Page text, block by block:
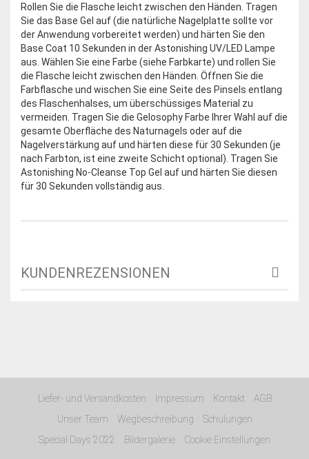
Rollen Sie die Flasche leicht zwischen den Händen. Tragen
Sie das Base Gel auf (die natürliche Nagelplatte sollte vor
der Anwendung vorbereitet werden) und härten Sie den
Base Coat 10 Sekunden in der Astonishing UV/LED Lampe
aus. Wählen Sie eine Farbe (siehe Farbkarte) und rollen Sie
die Flasche leicht zwischen den Händen. Öffnen Sie die
Farbflasche und wischen Sie eine Seite des Pinsels entlang
des Flaschenhalses, um überschüssiges Material zu
vermeiden. Tragen Sie die Gelosophy Farbe Ihrer Wahl auf die
gesamte Oberfläche des Naturnagels oder auf die
Nagelverstärkung auf und härten diese für 30 Sekunden (je
nach Farbton, ist eine zweite Schicht optional). Tragen Sie
Astonishing No-Cleanse Top Gel auf und härten Sie diesen
für 30 Sekunden vollständig aus.
KUNDENREZENSIONEN
Liefer- und Versandkosten Impressum Kontakt
AGB
Unser Team
Wegbeschreibung
Schulungen
Special Days 2022
Bildergalerie Cookie Einstellungen